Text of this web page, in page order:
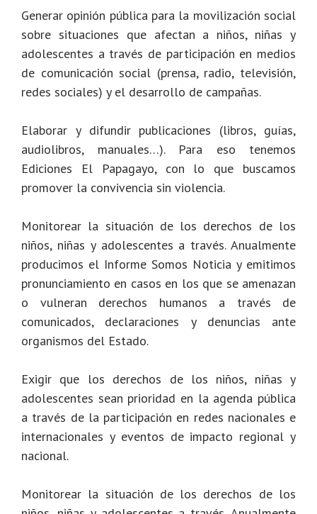
Generar opinión pública para la movilización social
sobre situaciones que afectan a niños, niñas y
adolescentes a través de participación en medios
de comunicación social (prensa, radio, televisión,
redes sociales) y el desarrollo de campañas.
Elaborar y difundir publicaciones (libros, guías,
audiolibros, manuales…). Para eso tenemos
Ediciones El Papagayo, con lo que buscamos
promover la convivencia sin violencia.
Monitorear la situación de los derechos de los
niños, niñas y adolescentes a través. Anualmente
producimos el Informe Somos Noticia y emitimos
pronunciamiento en casos en los que se amenazan
o vulneran derechos humanos a través de
comunicados, declaraciones y denuncias ante
organismos del Estado.
Exigir que los derechos de los niños, niñas y
adolescentes sean prioridad en la agenda pública
a través de la participación en redes nacionales e
internacionales y eventos de impacto regional y
nacional.
Monitorear la situación de los derechos de los